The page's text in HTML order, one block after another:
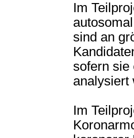
Im
sind an
sofern sie
analysiert
Im